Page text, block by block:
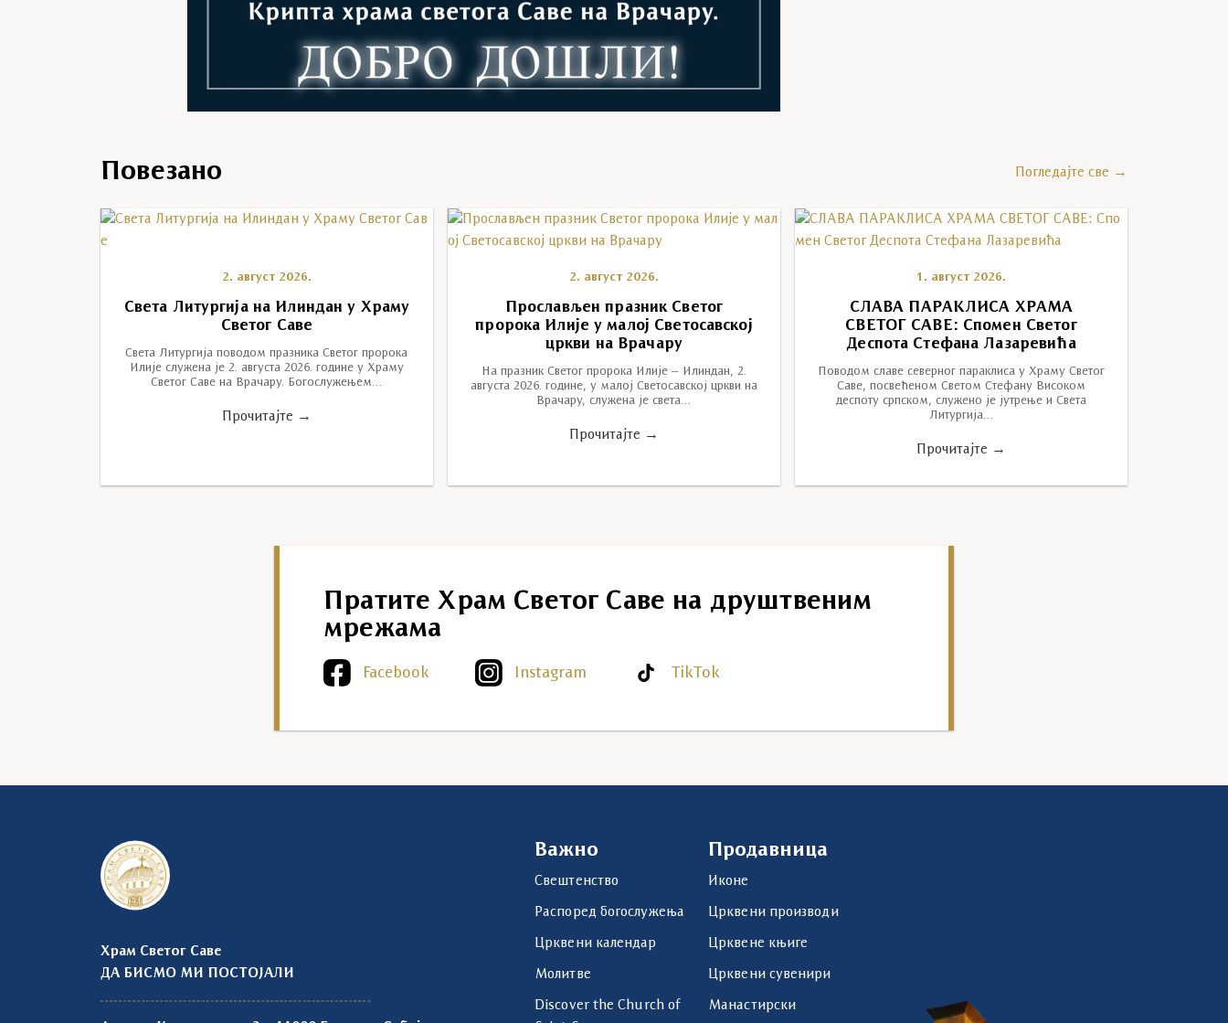
Повезано Погледајте све →
2. август 2026.
Света Литургија на Илиндан у Храму
Светог Саве
Света Литургија поводом празника Светог пророка
Илије служена је 2. августа 2026. године у Храму
Светог Саве на Врачару. Богослужењем…
Прочитајте →
2. август 2026.
Прослављен празник Светог
пророка Илије у малој Светосавској
цркви на Врачару
На празник Светог пророка Илије – Илиндан, 2.
августа 2026. године, у малој Светосавској цркви на
Врачару, служена је света…
Прочитајте →
1. август 2026.
СЛАВА ПАРАКЛИСА ХРАМА
СВЕТОГ САВЕ: Спомен Светог
Деспота Стефана Лазаревића
Поводом славе северног параклиса у Храму Светог
Саве, посвећеном Светом Стефану Високом
деспоту српском, служено је јутрење и Света
Литургија…
Прочитајте →
Пратите Храм Светог Саве на друштвеним
мрежама
Facebook Instagram TikTok
Храм Светог Саве
ДА БИСМО МИ ПОСТОЈАЛИ
Важно
Свештенство
Распоред богослужења
Црквени календар
Молитве
Discover the Church of
Продавница
Иконе
Црквени производи
Црквене књиге
Црквени сувенири
Манастирски